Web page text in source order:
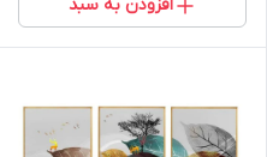
افزودن به سبد